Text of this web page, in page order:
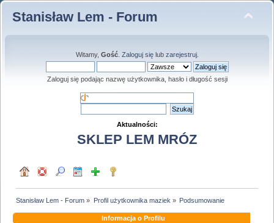
Stanisław Lem - Forum
Witamy, Gość. Zaloguj sięlub zarejestruj.
Zaloguj się podając nazwę użytkownika, hasło i długość sesji
Aktualności:
SKLEP LEM MRÓZ
Stanisław Lem - Forum » Profil użytkownika maziek » Podsumowanie
Informacja o Profilu